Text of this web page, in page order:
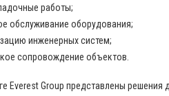
работы;
обслуживание оборудования;
инженерных систем;
сопровождение объектов.
Everest Group представлены